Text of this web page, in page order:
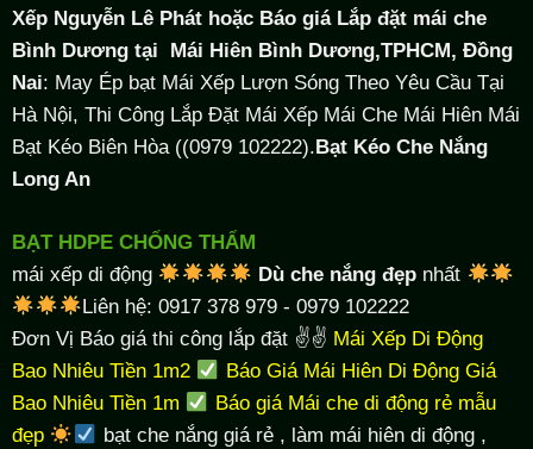
Xếp Nguyễn Lê Phát hoặc Báo giá Lắp đặt mái che
Bình Dương tại Mái Hiên Bình Dương,TPHCM, Đồng
Nai: May Ép bạt Mái Xếp Lượn Sóng Theo Yêu Cầu Tại
Hà Nội, Thi Công Lắp Đặt Mái Xếp Mái Che Mái Hiên Mái
Bạt Kéo Biên Hòa ((0979 102222).Bạt Kéo Che Nắng
Long An
BẠT HDPE CHỐNG THẤM
mái xếp di động Dù che nắng đẹp nhất
Liên hệ: 0917 378 979 - 0979 102222
Đơn Vị Báo giá thi công lắp đặt ✌✌ Mái Xếp Di Động
Bao Nhiêu Tiền 1m2
Báo Giá Mái Hiên Di Động Giá
Bao Nhiêu Tiền 1m
Báo giá Mái che di động rẻ mẫu
đẹp
bạt che nắng giá rẻ, làm mái hiên di động,